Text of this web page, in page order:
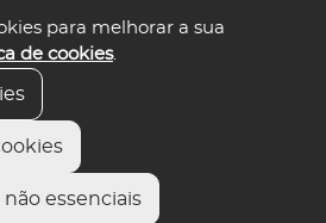
para melhorar a sua
de cookies.
essenciais